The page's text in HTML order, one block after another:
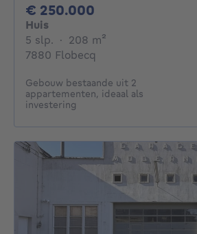
€ 250.000
Huis
5 slp. 5 slaapkamers
· 208 m²
7880 Flobecq
Gebouw bestaande uit 2
appartementen, ideaal als
investering